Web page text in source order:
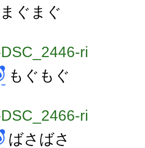
まぐまぐ
もぐもぐ
ばさばさ